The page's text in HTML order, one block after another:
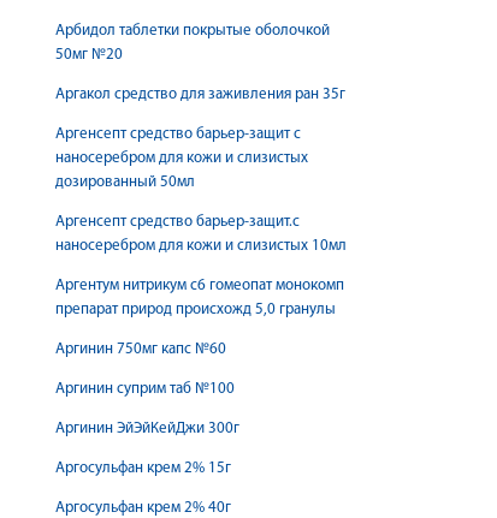
Арбидол таблетки покрытые оболочкой
50мг №20
Аргакол средство для заживления ран 35г
Аргенсепт средство барьер-защит с
наносеребром для кожи и слизистых
дозированный 50мл
Аргенсепт средство барьер-защит.с
наносеребром для кожи и слизистых 10мл
Аргентум нитрикум с6 гомеопат монокомп
препарат природ происхожд 5,0 гранулы
Аргинин 750мг капс №60
Аргинин суприм таб №100
Аргинин ЭйЭйКейДжи 300г
Аргосульфан крем 2% 15г
Аргосульфан крем 2% 40г